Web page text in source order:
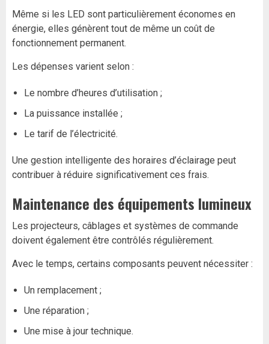
Même si les LED sont particulièrement économes en
énergie, elles génèrent tout de même un coût de
fonctionnement permanent.
Les dépenses varient selon :
Le nombre d’heures d’utilisation ;
La puissance installée ;
Le tarif de l’électricité.
Une gestion intelligente des horaires d’éclairage peut
contribuer à réduire significativement ces frais.
Maintenance des équipements lumineux
Les projecteurs, câblages et systèmes de commande
doivent également être contrôlés régulièrement.
Avec le temps, certains composants peuvent nécessiter :
Un remplacement ;
Une réparation ;
Une mise à jour technique.